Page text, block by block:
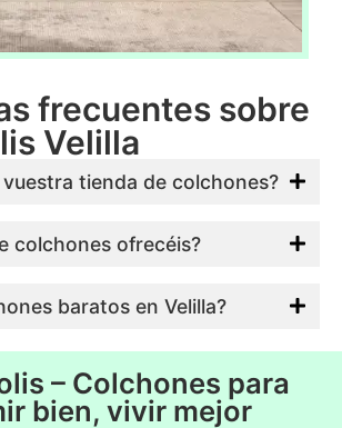
frecuentes sobre
Velilla
tienda de colchones?
colchones ofrecéis?
baratos en Velilla?
– Colchones para
bien, vivir mejor